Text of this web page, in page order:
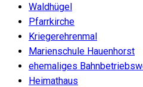
Waldhügel
Pfarrkirche
Kriegerehrenmal
Marienschule Hauenhorst
ehemaliges
Heimathaus